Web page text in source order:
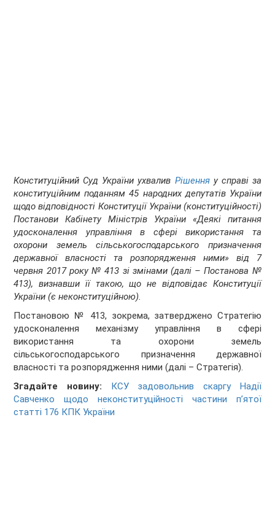
Конституційний Суд України ухвалив Рішенняу справі за
конституційним поданням 45 народних депутатів України
щодо відповідності Конституції України (конституційності)
Постанови Кабінету Міністрів України «Деякі питання
удосконалення управління в сфері використання та
охорони земель сільськогосподарського призначення
державної власності та розпорядження ними» від 7
червня 2017 року № 413 зі змінами (далі – Постанова №
413), визнавши її такою, що не відповідає Конституції
України (є неконституційною).
Постановою № 413, зокрема, затверджено Стратегію
удосконалення механізму управління в сфері
використання та охорони земель
сільськогосподарського призначення державної
власності та розпорядження ними (далі – Стратегія).
Згадайте новину:
КСУ задовольнив скаргу Надії
Савченко щодо неконституційності частини п’ятої
статті 176 КПК України